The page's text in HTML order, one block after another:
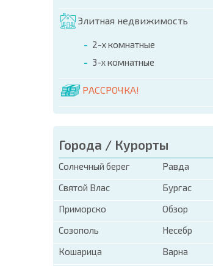
Элитная недвижимость
2-х комнатные
3-х комнатные
РАССРОЧКА!
Города / Курорты
Солнечный берег
Равда
Святой Влас
Бургас
Приморско
Обзор
Созополь
Несебр
Кошарица
Варна